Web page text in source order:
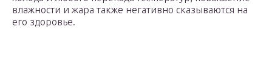
влажности и жара также негативно сказываются на
его здоровье.